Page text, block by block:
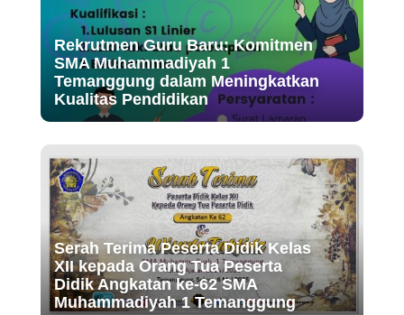
Rekrutmen Guru Baru: Komitmen
SMA Muhammadiyah 1
Temanggung dalam Meningkatkan
Kualitas Pendidikan
Serah Terima Peserta Didik Kelas
XII kepada Orang Tua Peserta
Didik Angkatan ke-62 SMA
Muhammadiyah 1 Temanggung